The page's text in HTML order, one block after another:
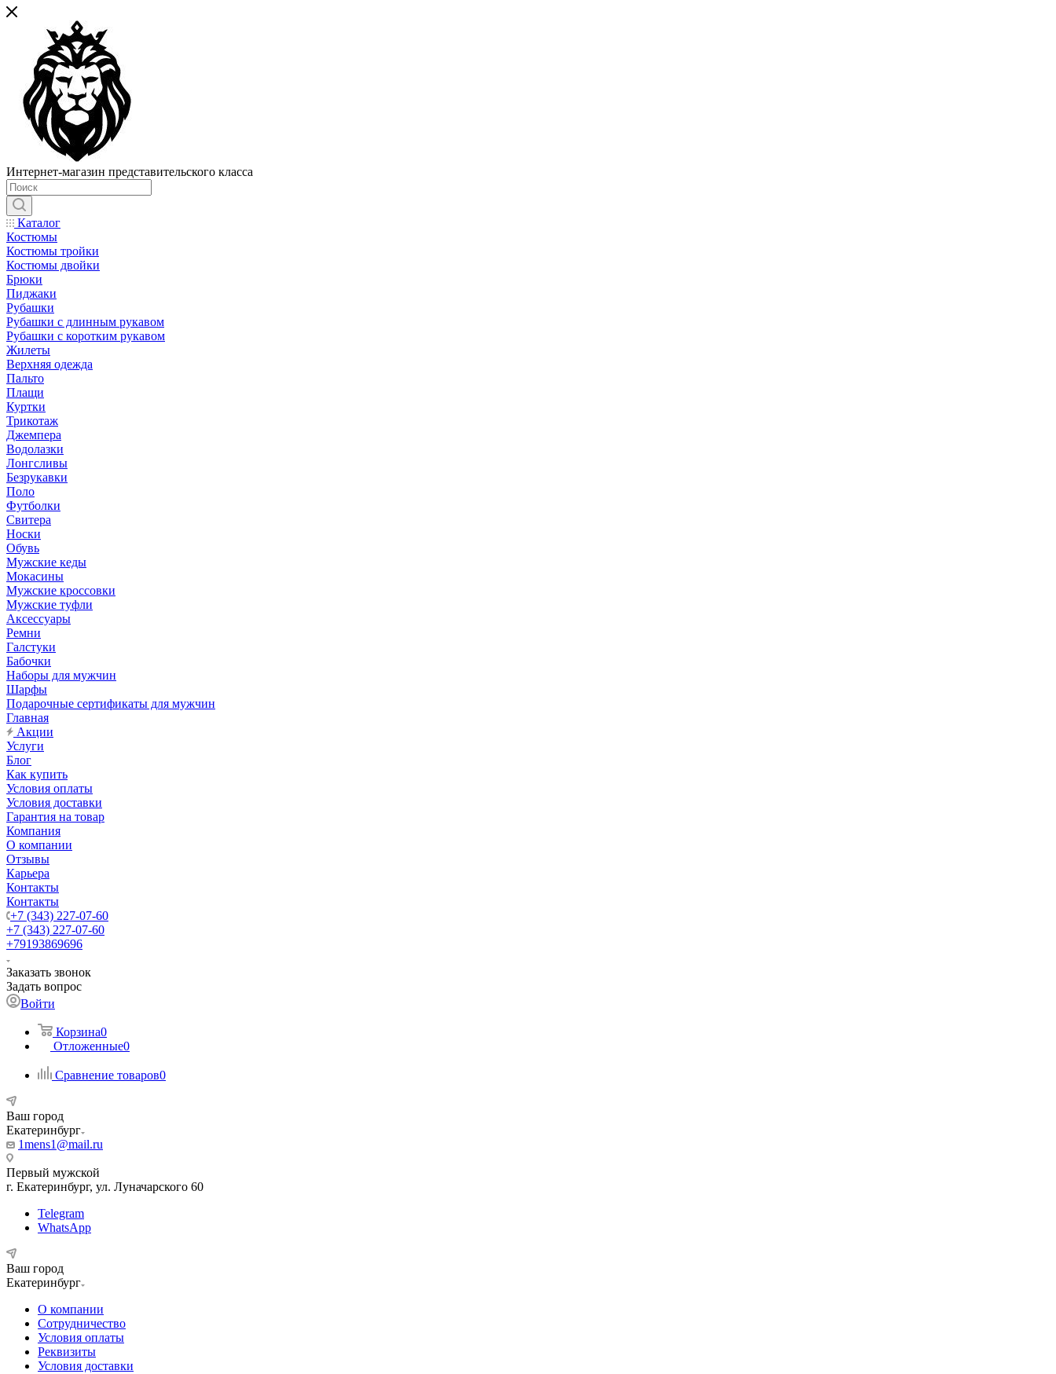
Интернет-магазин представительского класса
Каталог
Костюмы
Костюмы тройки
Костюмы двойки
Брюки
Пиджаки
Рубашки
Рубашки с длинным рукавом
Рубашки с коротким рукавом
Жилеты
Верхняя одежда
Пальто
Плащи
Куртки
Трикотаж
Джемпера
Водолазки
Лонгсливы
Безрукавки
Поло
Футболки
Свитера
Носки
Обувь
Мужские кеды
Мокасины
Мужские кроссовки
Мужские туфли
Аксессуары
Ремни
Галстуки
Бабочки
Наборы для мужчин
Шарфы
Подарочные сертификаты для мужчин
Главная
Акции
Услуги
Блог
Как купить
Условия оплаты
Условия доставки
Гарантия на товар
Компания
О компании
Отзывы
Карьера
Контакты
Контакты
+7 (343) 227-07-60
+7 (343) 227-07-60
+79193869696
Заказать звонок
Задать вопрос
Войти
Корзина0
Отложенные0
Сравнение товаров0
Ваш город
Екатеринбург
1mens1@mail.ru
Первый мужской
г. Екатеринбург, ул. Луначарского 60
Telegram
WhatsApp
Ваш город
Екатеринбург
О компании
Сотрудничество
Условия оплаты
Реквизиты
Условия доставки